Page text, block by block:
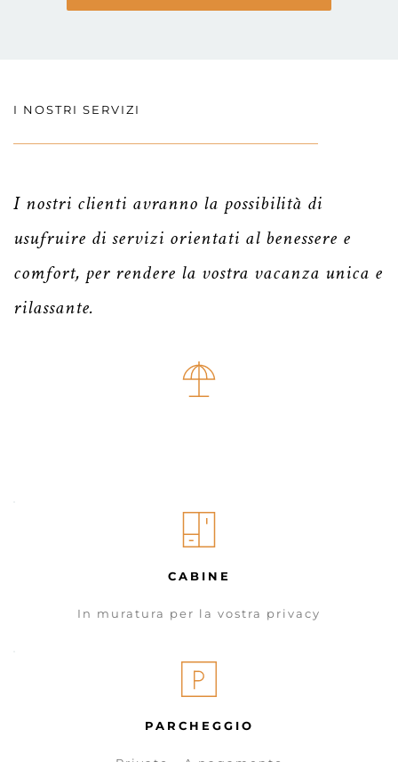
I NOSTRI SERVIZI
I nostri clienti avranno la possibilità di
usufruire di servizi orientati al benessere e
comfort, per rendere la vostra vacanza unica e
rilassante.
CABINE
In muratura per la vostra privacy
PARCHEGGIO